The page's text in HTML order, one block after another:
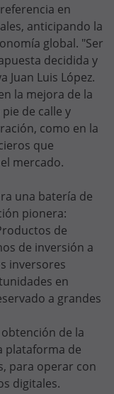
en
anticipando la
global. "Ser
decidida y
Juan Luis López.
la mejora de la
de calle y
como en la
que
mercado.
una batería de
pionera:
de
de inversión a
inversores
en
a grandes
de la
plataforma de
para operar con
digitales.